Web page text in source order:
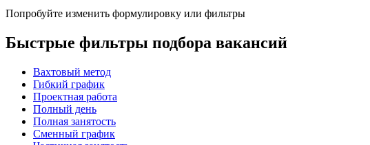
Попробуйте изменить формулировку или фильтры
Быстрые фильтры подбора вакансий
Вахтовый метод
Гибкий график
Проектная работа
Полный день
Полная занятость
Сменный график